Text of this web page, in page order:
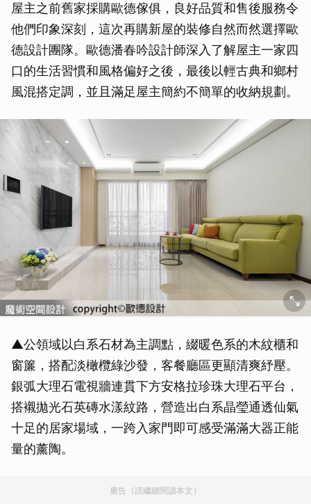
屋主之前舊家採購歐德傢俱，良好品質和售後服務令
他們印象深刻，這次再購新屋的裝修自然而然選擇歐
德設計團隊。歐德潘春吟設計師深入了解屋主一家四
口的生活習慣和風格偏好之後，最後以輕古典和鄉村
風混搭定調，並且滿足屋主簡約不簡單的收納規劃。
▲公領域以白系石材為主調點，綴暖色系的木紋櫃和
窗簾，搭配淡橄欖綠沙發，客餐廳區更顯清爽紓壓。
銀弧大理石電視牆連貫下方安格拉珍珠大理石平台，
搭襯拋光石英磚水漾紋路，營造出白系晶瑩通透仙氣
十足的居家場域，一跨入家門即可感受滿滿大器正能
量的薰陶。
廣告（請繼續閱讀本文）